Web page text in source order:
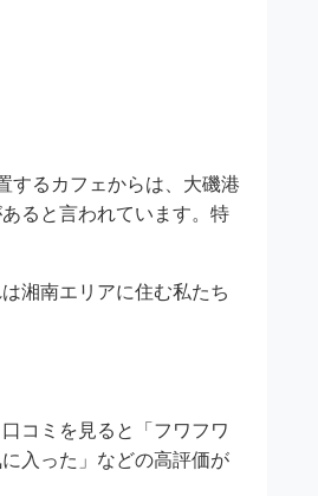
するカフェからは、大磯港
ると言われています。特
湘南エリアに住む私たち
コミを見ると「フワフワ
入った」などの高評価が